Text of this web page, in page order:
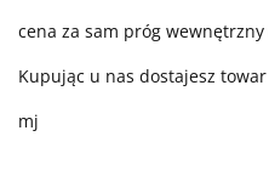
cena za sam próg
Kupując u nas dostajesz
mj